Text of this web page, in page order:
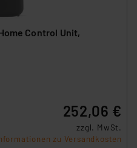
Control Unit,
252,06 €
zzgl. MwSt.
zu Versandkosten